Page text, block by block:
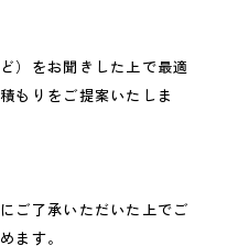
）をお聞きした上で最適
もりをご提案いたしま
ご了承いただいた上でご
ます。